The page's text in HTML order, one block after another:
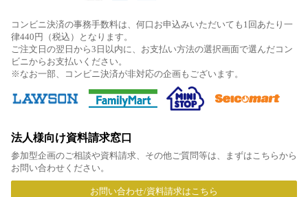
コンビニ決済の事務手数料は、何口お申込みいただいても1回あたり一
律440円（税込）となります。
ご注文日の翌日から3日以内に、お支払い方法の選択画面で選んだコン
ビニからお支払いください。
※なお一部、コンビニ決済が非対応の企画もございます。
法人様向け資料請求窓口
参加型企画のご相談や資料請求、その他ご質問等は、まずはこちらから
お問い合わせください。
お問い合わせ/資料請求はこちら